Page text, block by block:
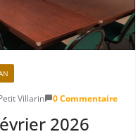
Villarin 0 Commentaire
2026